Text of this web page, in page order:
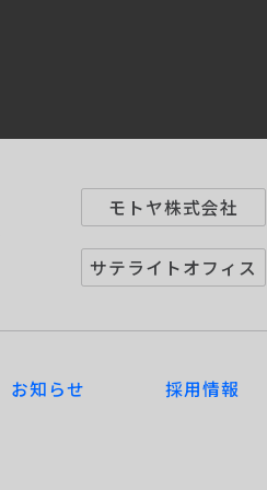
モトヤ株式会社
サテライトオフィス
お知らせ 採用情報